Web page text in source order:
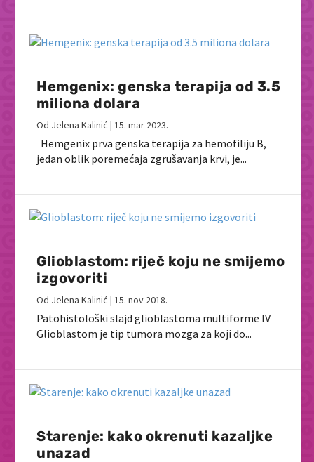
Hemgenix: genska terapija od 3.5
miliona dolara
Od Jelena Kalinić |15. mar 2023.
Hemgenix prva genska terapija za hemofiliju B,
jedan oblik poremećaja zgrušavanja krvi, je...
Glioblastom: riječ koju ne smijemo
izgovoriti
Od Jelena Kalinić |15. nov 2018.
Patohistološki slajd glioblastoma multiforme IV
Glioblastom je tip tumora mozga za koji do...
Starenje: kako okrenuti kazaljke
unazad